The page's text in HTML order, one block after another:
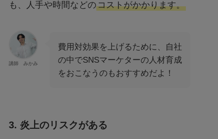
も、人手や時間などのコストがかかります。
講師 みかみ
費用対効果を上げるために、自社
の中でSNSマーケターの人材育成
をおこなうのもおすすめだよ！
3. 炎上のリスクがある